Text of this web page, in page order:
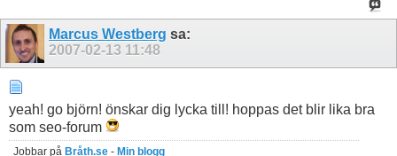
Marcus Westberg sa:
2007-02-13 11:48
yeah! go björn! önskar dig lycka till! hoppas det blir lika bra
som seo-forum
Jobbar på Bråth.se - Min blogg